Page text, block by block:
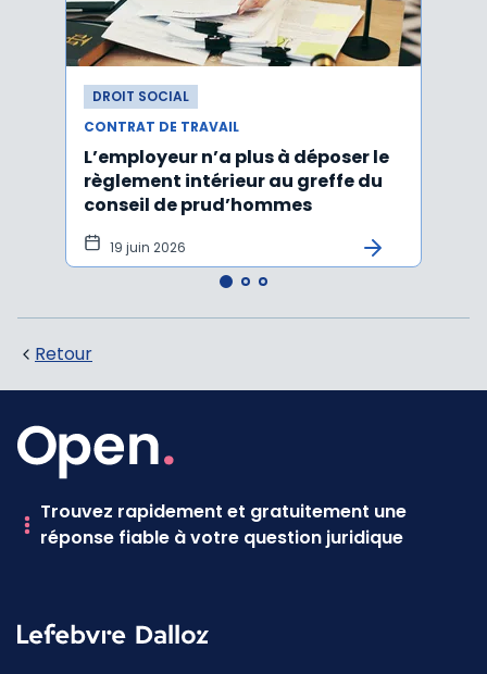
DROIT SOCIAL
CONTRAT DE TRAVAIL
L’employeur n’a plus à déposer le
règlement intérieur au greffe du
conseil de prud’hommes
19 juin 2026
Retour
Trouvez rapidement et gratuitement une
réponse fiable à votre question juridique